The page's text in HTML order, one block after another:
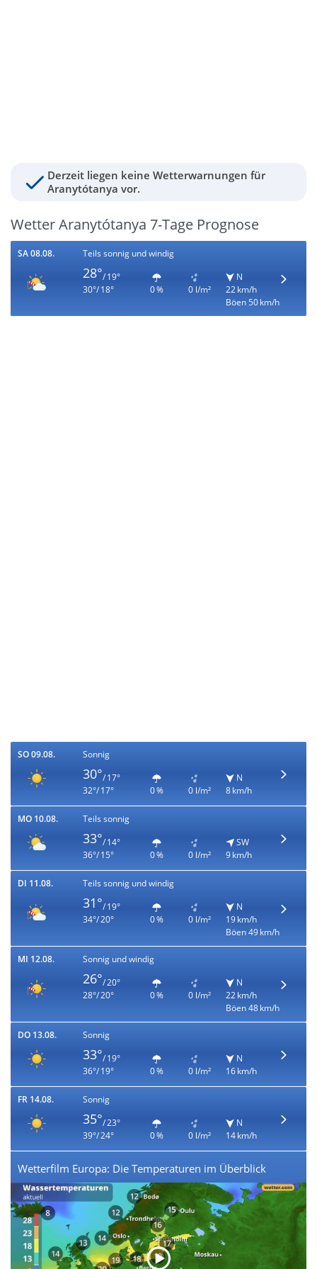
Derzeit liegen keine Wetterwarnungen für
Aranytótanya vor.
Wetter Aranytótanya 7-Tage Prognose
SA 08.08. Teils sonnig und windig
28°/ 19°
30°/ 18°
0 % 0 l/m²
N
22 km/h
Böen 50 km/h
SO 09.08. Sonnig
30°/ 17°
32°/ 17°
0 % 0 l/m²
N
8 km/h
MO 10.08. Teils sonnig
33°/ 14°
36°/ 15°
0 % 0 l/m²
SW
9 km/h
DI 11.08. Teils sonnig und windig
31°/ 19°
34°/ 20°
0 % 0 l/m²
N
19 km/h
Böen 49 km/h
MI 12.08. Sonnig und windig
26°/ 20°
28°/ 20°
0 % 0 l/m²
N
22 km/h
Böen 48 km/h
DO 13.08. Sonnig
33°/ 19°
36°/ 19°
0 % 0 l/m²
N
16 km/h
FR 14.08. Sonnig
35°/ 23°
39°/ 24°
0 % 0 l/m²
N
14 km/h
Wetterfilm Europa: Die Temperaturen im Überblick